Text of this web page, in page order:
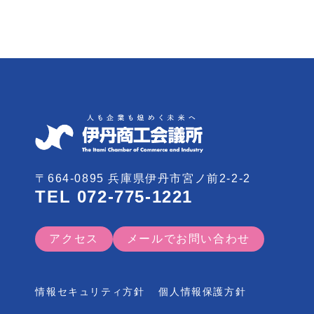
〒664-0895 兵庫県伊丹市宮ノ前2-2-2
TEL 072-775-1221
アクセス メールでお問い合わせ
情報セキュリティ方針 個人情報保護方針